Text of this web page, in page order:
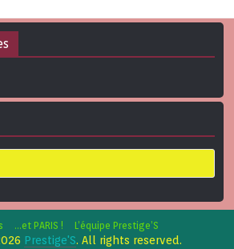
…et PARIS ! L’équipe Prestige’S
Prestige'S. All rights reserved.